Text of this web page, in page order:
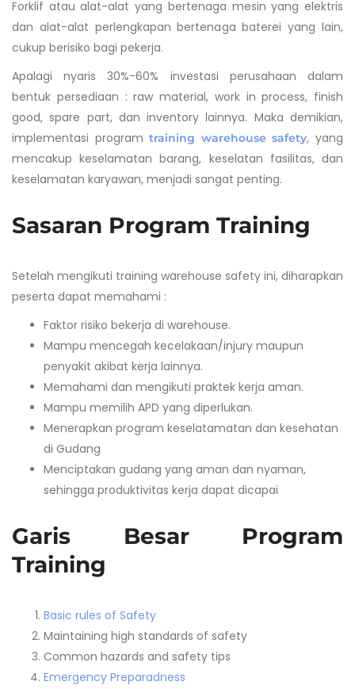
Forklif atau alat-alat yang bertenaga mesin yang elektris
dan alat-alat perlengkapan bertenaga baterei yang lain,
cukup berisiko bagi pekerja.
Apalagi nyaris 30%-60% investasi perusahaan dalam
bentuk persediaan : raw material, work in process, finish
good, spare part, dan inventory lainnya. Maka demikian,
implementasi programtraining warehouse safety, yang
mencakup keselamatan barang, keselatan fasilitas, dan
keselamatan karyawan, menjadi sangat penting.
Sasaran Program Training
Setelah mengikuti training warehouse safety ini, diharapkan
peserta dapat memahami :
Faktor risiko bekerja di warehouse.
Mampu mencegah kecelakaan/injury maupun
penyakit akibat kerja lainnya.
Memahami dan mengikuti praktek kerja aman.
Mampu memilih APD yang diperlukan.
Menerapkan program keselatamatan dan kesehatan
di Gudang
Menciptakan gudang yang aman dan nyaman,
sehingga produktivitas kerja dapat dicapai
Garis Besar Program
Training
Basic rules of Safety
Maintaining high standards of safety
Common hazards and safety tips
Emergency Preparadness